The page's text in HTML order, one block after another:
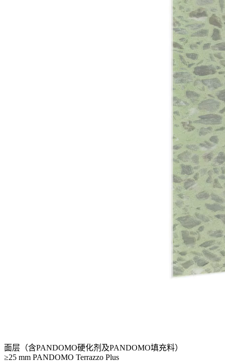
面层（含PANDOMO硬化剂及PANDOMO填充料）
≥25 mm PANDOMO Terrazzo Plus